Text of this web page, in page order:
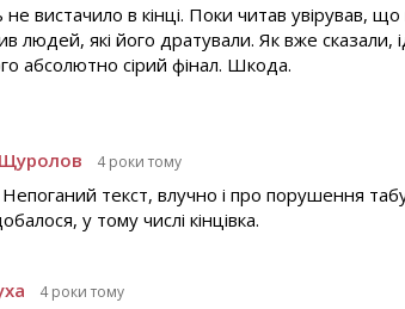
вистачило в кінці. Поки читав увірував,
людей, які його дратували. Як вже сказали,
абсолютно сірий фінал. Шкода.
4 роки тому
текст, влучно і про порушення
у тому числі кінцівка.
4 роки тому